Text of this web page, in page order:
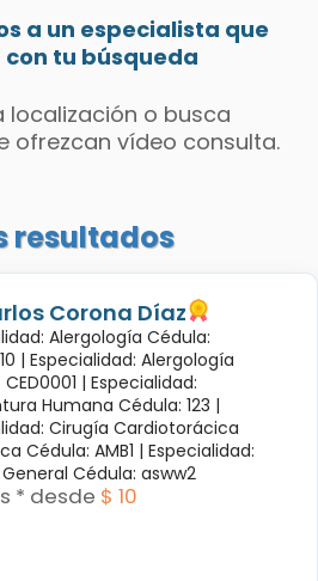
a un especialista que
tu búsqueda
o busca
ofrezcan vídeo consulta.
resultados
Corona Díaz
Alergología Cédula:
| Especialidad: Alergología
| Especialidad:
Humana Cédula: 123 |
Cirugía Cardiotorácica
Cédula: AMB1 | Especialidad:
Cédula: asww2
* desde $ 10